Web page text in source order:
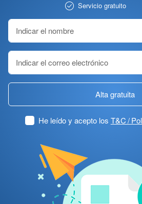
Servicio gratuito
Alta gratuita
He leído y acepto los T&C /